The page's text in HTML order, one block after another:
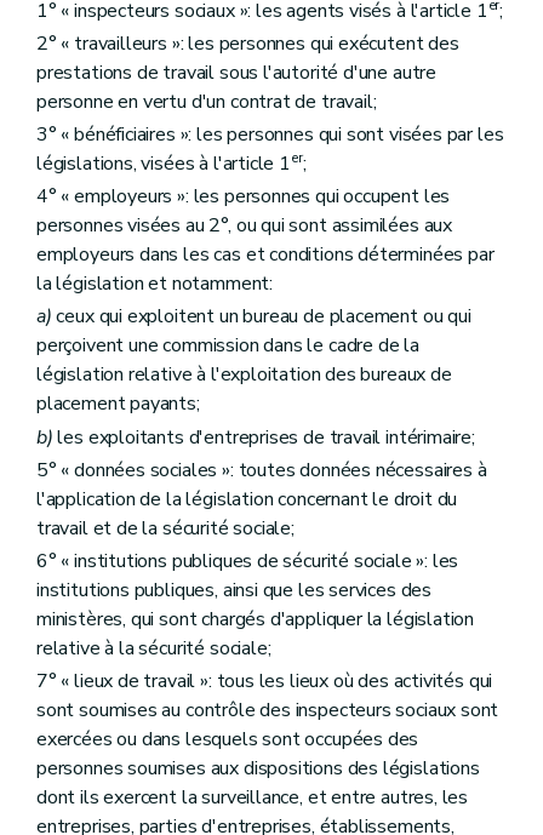
1° « inspecteurs sociaux »: les agents visés à l'article 1er;
2° « travailleurs »: les personnes qui exécutent des
prestations de travail sous l'autorité d'une autre
personne en vertu d'un contrat de travail;
3° « bénéficiaires »: les personnes qui sont visées par les
législations, visées à l'article 1er;
4° « employeurs »: les personnes qui occupent les
personnes visées au 2°, ou qui sont assimilées aux
employeurs dans les cas et conditions déterminées par
la législation et notamment:
a)ceux qui exploitent un bureau de placement ou qui
perçoivent une commission dans le cadre de la
législation relative à l'exploitation des bureaux de
placement payants;
b)les exploitants d'entreprises de travail intérimaire;
5° « données sociales »: toutes données nécessaires à
l'application de la législation concernant le droit du
travail et de la sécurité sociale;
6° « institutions publiques de sécurité sociale »: les
institutions publiques, ainsi que les services des
ministères, qui sont chargés d'appliquer la législation
relative à la sécurité sociale;
7° « lieux de travail »: tous les lieux où des activités qui
sont soumises au contrôle des inspecteurs sociaux sont
exercées ou dans lesquels sont occupées des
personnes soumises aux dispositions des législations
dont ils exercent la surveillance, et entre autres, les
entreprises, parties d'entreprises, établissements,